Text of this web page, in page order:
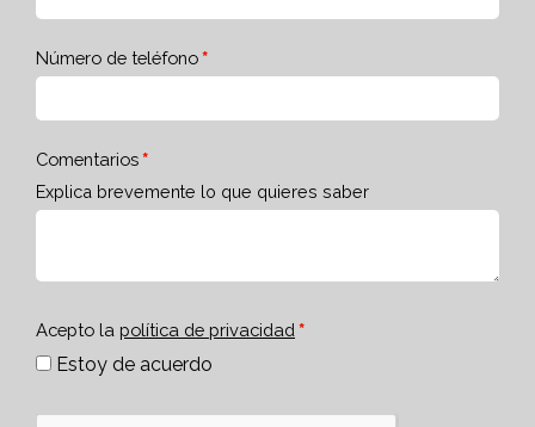
Número de teléfono
Comentarios
Explica brevemente lo que quieres saber
Acepto la política de privacidad
Estoy de acuerdo